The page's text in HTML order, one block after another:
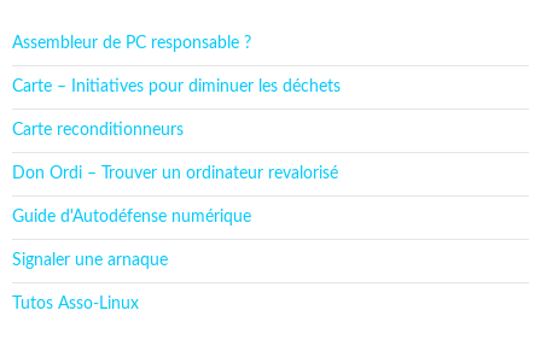
Assembleur de PC responsable ?
Carte – Initiatives pour diminuer les déchets
Carte reconditionneurs
Don Ordi – Trouver un ordinateur revalorisé
Guide d'Autodéfense numérique
Signaler une arnaque
Tutos Asso-Linux